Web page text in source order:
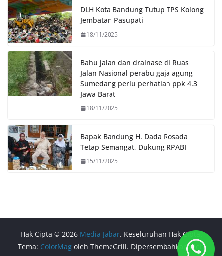
o
k
r
p
p
n
k
DLH Kota Bandung Tutup TPS Kolong
Jembatan Pasupati
18/11/2025
Bahu jalan dan drainase di Ruas
Jalan Nasional perabu gaja agung
Sumedang perlu perhatian ppk 4.3
Jawa Barat
18/11/2025
Bapak Bandung H. Dada Rosada
Tetap Semangat, Dukung RPABI
15/11/2025
Hak Cipta © 2026 Media Jabar. Keseluruhan Hak Cipta.
Tema: ColorMag oleh ThemeGrill. Dipersembahkan oleh